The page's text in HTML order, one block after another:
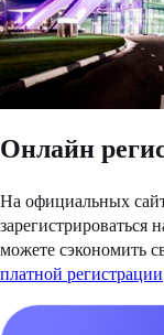
Онлайн
На официальных
зарегистрироваться
можете сэкономить
платной регистрации